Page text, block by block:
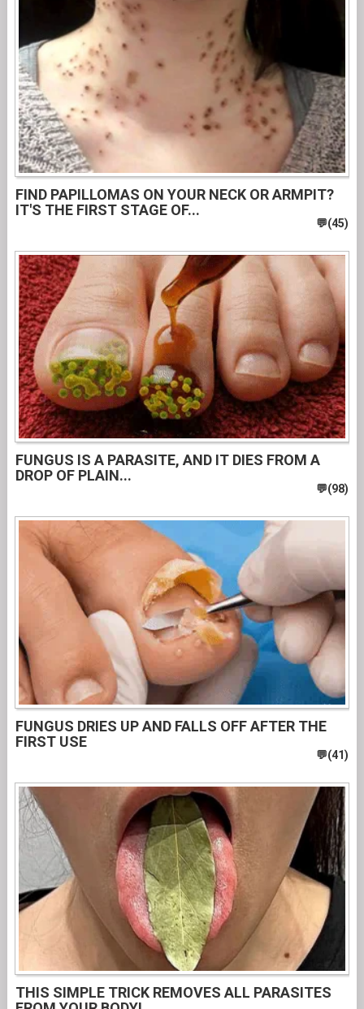
FIND PAPILLOMAS ON YOUR NECK OR ARMPIT?
IT'S THE FIRST STAGE OF...
FUNGUS IS A PARASITE, AND IT DIES FROM A
DROP OF PLAIN...
FUNGUS DRIES UP AND FALLS OFF AFTER THE
FIRST USE
THIS SIMPLE TRICK REMOVES ALL PARASITES